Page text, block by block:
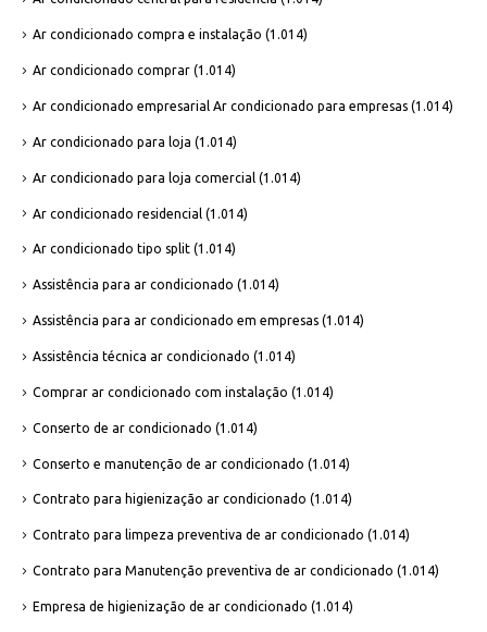
Ar condicionado compra e instalação (1.014)
Ar condicionado comprar (1.014)
Ar condicionado empresarial Ar condicionado para empresas (1.014)
Ar condicionado para loja (1.014)
Ar condicionado para loja comercial (1.014)
Ar condicionado residencial (1.014)
Ar condicionado tipo split (1.014)
Assistência para ar condicionado (1.014)
Assistência para ar condicionado em empresas (1.014)
Assistência técnica ar condicionado (1.014)
Comprar ar condicionado com instalação (1.014)
Conserto de ar condicionado (1.014)
Conserto e manutenção de ar condicionado (1.014)
Contrato para higienização ar condicionado (1.014)
Contrato para limpeza preventiva de ar condicionado (1.014)
Contrato para Manutenção preventiva de ar condicionado (1.014)
Empresa de higienização de ar condicionado (1.014)